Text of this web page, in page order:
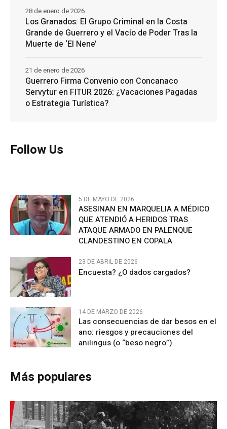
Los Granados: El Grupo Criminal en la Costa
Grande de Guerrero y el Vacío de Poder Tras la
Muerte de ‘El Nene’
28 de enero de 2026
Guerrero Firma Convenio con Concanaco
Servytur en FITUR 2026: ¿Vacaciones Pagadas
o Estrategia Turística?
21 de enero de 2026
Follow Us
5 DE MAYO DE 2026
ASESINAN EN MARQUELIA A MÉDICO
QUE ATENDIÓ A HERIDOS TRAS
ATAQUE ARMADO EN PALENQUE
CLANDESTINO EN COPALA
23 DE ABRIL DE 2026
Encuesta? ¿O dados cargados?
14 DE MARZO DE 2026
Las consecuencias de dar besos en el
ano: riesgos y precauciones del
anilingus (o “beso negro”)
Más populares